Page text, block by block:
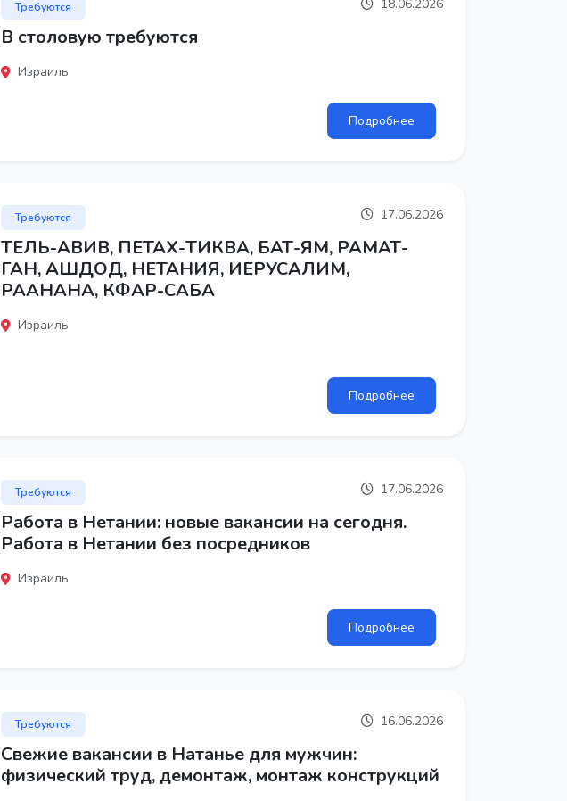
Требуются 18.06.2026
В столовую требуются
Израиль
Подробнее
Требуются 17.06.2026
ТЕЛЬ-АВИВ, ПЕТАХ-ТИКВА, БАТ-ЯМ, РАМАТ-
ГАН, АШДОД, НЕТАНИЯ, ИЕРУСАЛИМ,
РААНАНА, КФАР-САБА
Израиль
Подробнее
Требуются 17.06.2026
Работа в Нетании: новые вакансии на сегодня.
Работа в Нетании без посредников
Израиль
Подробнее
Требуются 16.06.2026
Свежие вакансии в Натанье для мужчин:
физический труд, демонтаж, монтаж конструкций